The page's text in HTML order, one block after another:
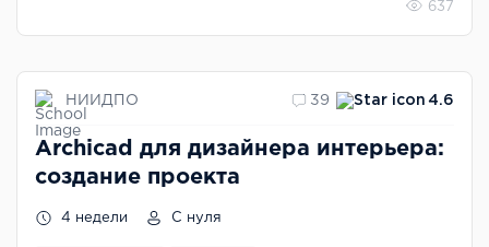
637
НИИДПО 39 4.6
Archicad для дизайнера интерьера:
создание проекта
4 недели С нуля